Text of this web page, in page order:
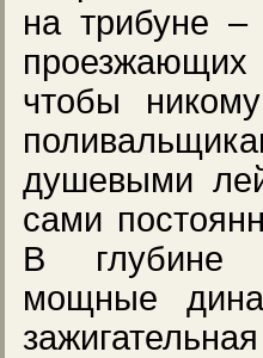
на трибуне –
чтобы
душевыми
сами
В глубине
мощные